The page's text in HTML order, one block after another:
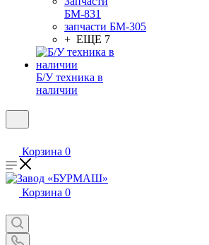
БМ-831
запчасти БМ-305
+ ЕЩЕ 7
Б/У техника в
наличии
Корзина 0
Корзина 0